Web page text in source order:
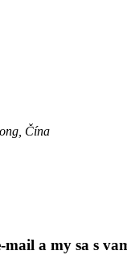
Čína
a my sa s